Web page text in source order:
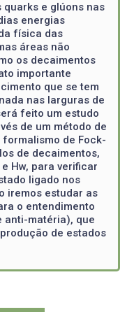
e glúons nas
energias
física das
áreas não
os decaimentos
importante
que se tem
nas larguras de
feito um estudo
de um método de
de Fock-
de decaimentos,
e Hw, para verificar
ligado nos
iremos estudar as
o entendimento
anti-matéria), que
de estados